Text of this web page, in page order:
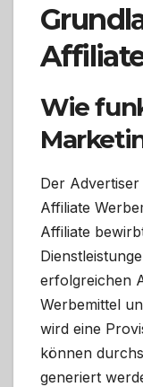
Wie
Der
Affiliate
Affiliate
erfolgreichen
Werbemittel
wird eine
können
generiert